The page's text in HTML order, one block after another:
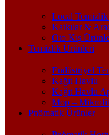
Local Temizlik
Katkılar &
Oto Kış
Temizlik Ürünleri
Endüstriyel
Kağıt Havlu
Kağıt Havlu
Mop –
Pnömatik Ürünler